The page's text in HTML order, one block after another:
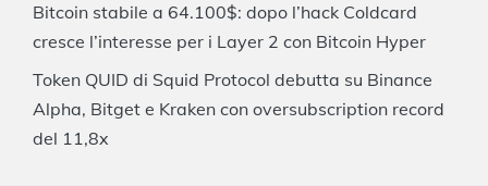
Bitcoin stabile a 64.100$: dopo l’hack Coldcard
cresce l’interesse per i Layer 2 con Bitcoin Hyper
Token QUID di Squid Protocol debutta su Binance
Alpha, Bitget e Kraken con oversubscription record
del 11,8x